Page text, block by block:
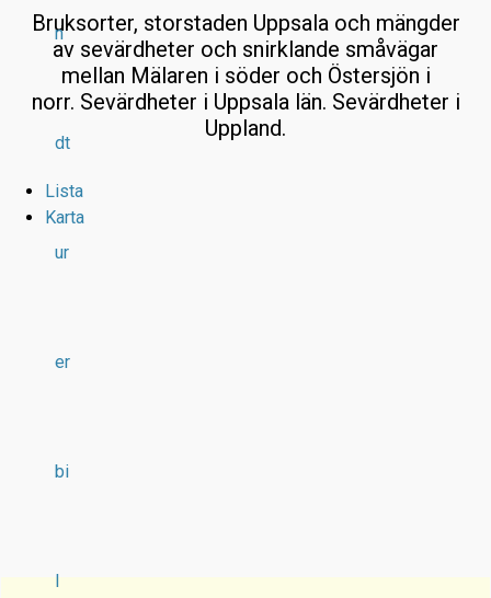
n
dt
ur
er
bi
l
Bruksorter, storstaden Uppsala och mängder
av sevärdheter och snirklande småvägar
mellan Mälaren i söder och Östersjön i
norr. Sevärdheter i Uppsala län. Sevärdheter i
Uppland.
Lista
Karta